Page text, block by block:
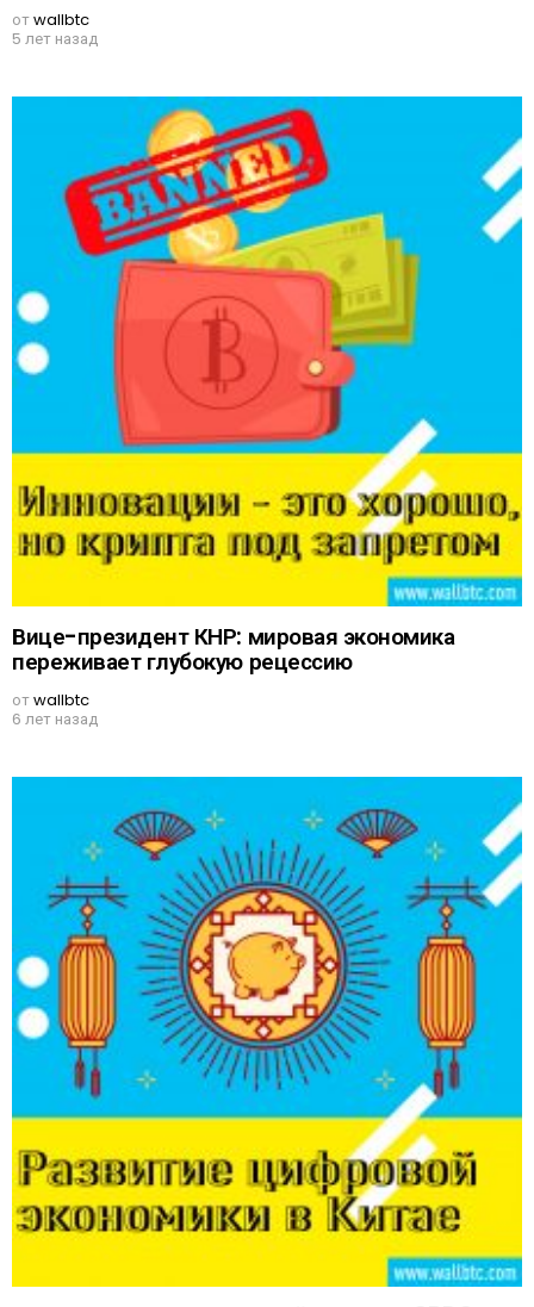
отwallbtc
5 лет назад
Вице-президент КНР: мировая экономика
переживает глубокую рецессию
отwallbtc
6 лет назад